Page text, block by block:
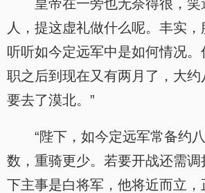
皇帝在一旁也无奈得很，笑
人，提这虚礼做什么呢。丰实
听听如今定远军中是如何情况
职之后到现在又有两月了，大约
要去了漠北。”
“陛下，如今定远军常备约
数，重骑更少。若要开战还需
下主事是白将军，他将近而立，